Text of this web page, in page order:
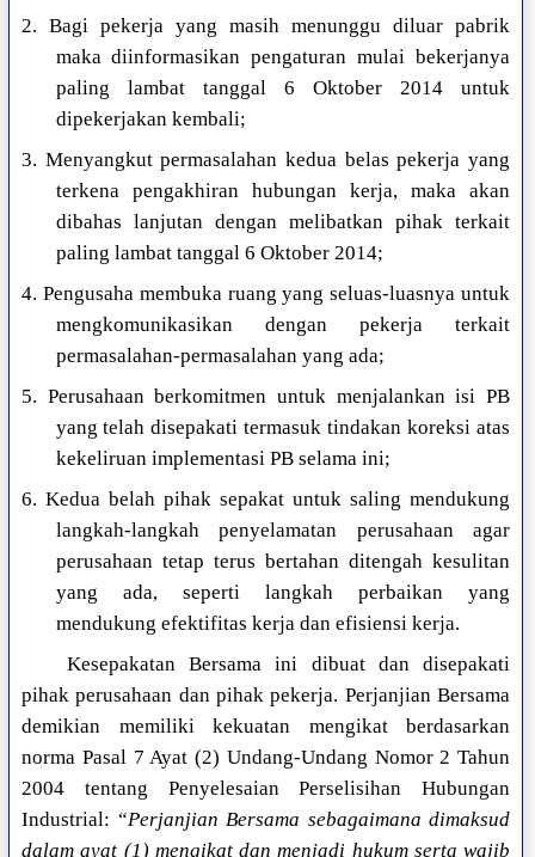
2. Bagi pekerja yang masih menunggu diluar pabrik
maka diinformasikan pengaturan mulai bekerjanya
paling lambat tanggal 6 Oktober 2014 untuk
dipekerjakan kembali;
3. Menyangkut permasalahan kedua belas pekerja yang
terkena pengakhiran hubungan kerja, maka akan
dibahas lanjutan dengan melibatkan pihak terkait
paling lambat tanggal 6 Oktober 2014;
4. Pengusaha membuka ruang yang seluas-luasnya untuk
mengkomunikasikan dengan pekerja terkait
permasalahan-permasalahan yang ada;
5. Perusahaan berkomitmen untuk menjalankan isi PB
yang telah disepakati termasuk tindakan koreksi atas
kekeliruan implementasi PB selama ini;
6. Kedua belah pihak sepakat untuk saling mendukung
langkah-langkah penyelamatan perusahaan agar
perusahaan tetap terus bertahan ditengah kesulitan
yang ada, seperti langkah perbaikan yang
mendukung efektifitas kerja dan efisiensi kerja.
Kesepakatan Bersama ini dibuat dan disepakati
pihak perusahaan dan pihak pekerja. Perjanjian Bersama
demikian memiliki kekuatan mengikat berdasarkan
norma Pasal 7 Ayat (2) Undang-Undang Nomor 2 Tahun
2004 tentang Penyelesaian Perselisihan Hubungan
Industrial: “Perjanjian Bersama sebagaimana dimaksud
dalam ayat (1) mengikat dan menjadi hukum serta wajib